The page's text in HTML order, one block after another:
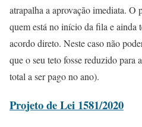
atrapalha a aprovação imediata. O
quem está no início da fila e ainda
acordo direto. Neste caso não
que o seu teto fosse reduzido para
total a ser pago no ano).
Projeto de Lei 1581/2020